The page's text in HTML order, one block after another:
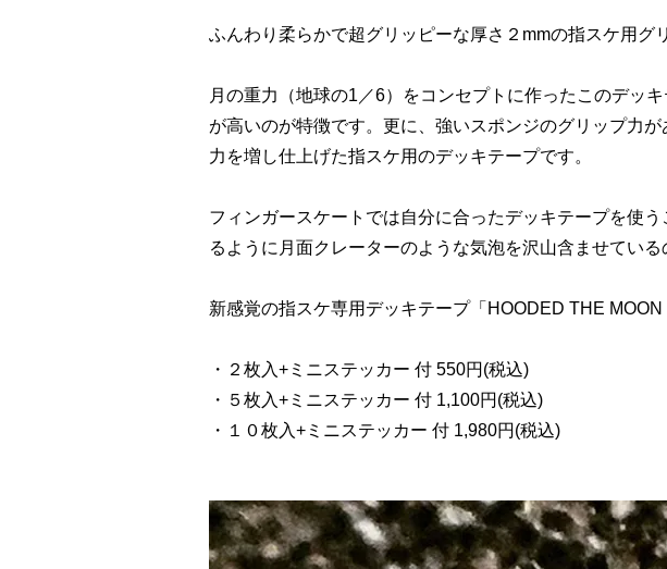
ふんわり柔らかで超グリッピーな厚さ２mmの指スケ用グ
月の重力（地球の1／6）をコンセプトに作ったこのデッ
が高いのが特徴です。更に、強いスポンジのグリップ力
力を増し仕上げた指スケ用のデッキテープです。
フィンガースケートでは自分に合ったデッキテープを使
るように月面クレーターのような気泡を沢山含ませてい
新感覚の指スケ専用デッキテープ「HOODED THE MOON
・２枚入+ミニステッカー 付 550円(税込)
・５枚入+ミニステッカー 付 1,100円(税込)
・１０枚入+ミニステッカー 付 1,980円(税込)